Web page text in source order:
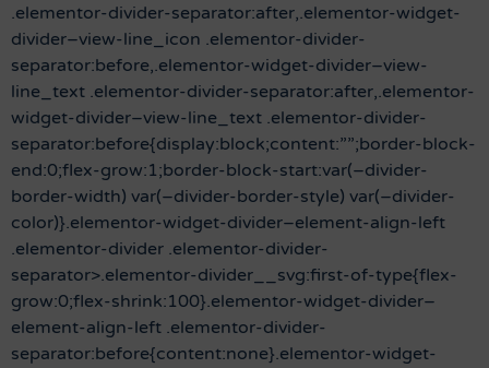
.elementor-divider-separator:after,.elementor-widget-
divider–view-line_icon .elementor-divider-
separator:before,.elementor-widget-divider–view-
line_text .elementor-divider-separator:after,.elementor-
widget-divider–view-line_text .elementor-divider-
separator:before{display:block;content:””;border-block-
end:0;flex-grow:1;border-block-start:var(–divider-
border-width) var(–divider-border-style) var(–divider-
color)}.elementor-widget-divider–element-align-left
.elementor-divider .elementor-divider-
separator>.elementor-divider__svg:first-of-type{flex-
grow:0;flex-shrink:100}.elementor-widget-divider–
element-align-left .elementor-divider-
separator:before{content:none}.elementor-widget-